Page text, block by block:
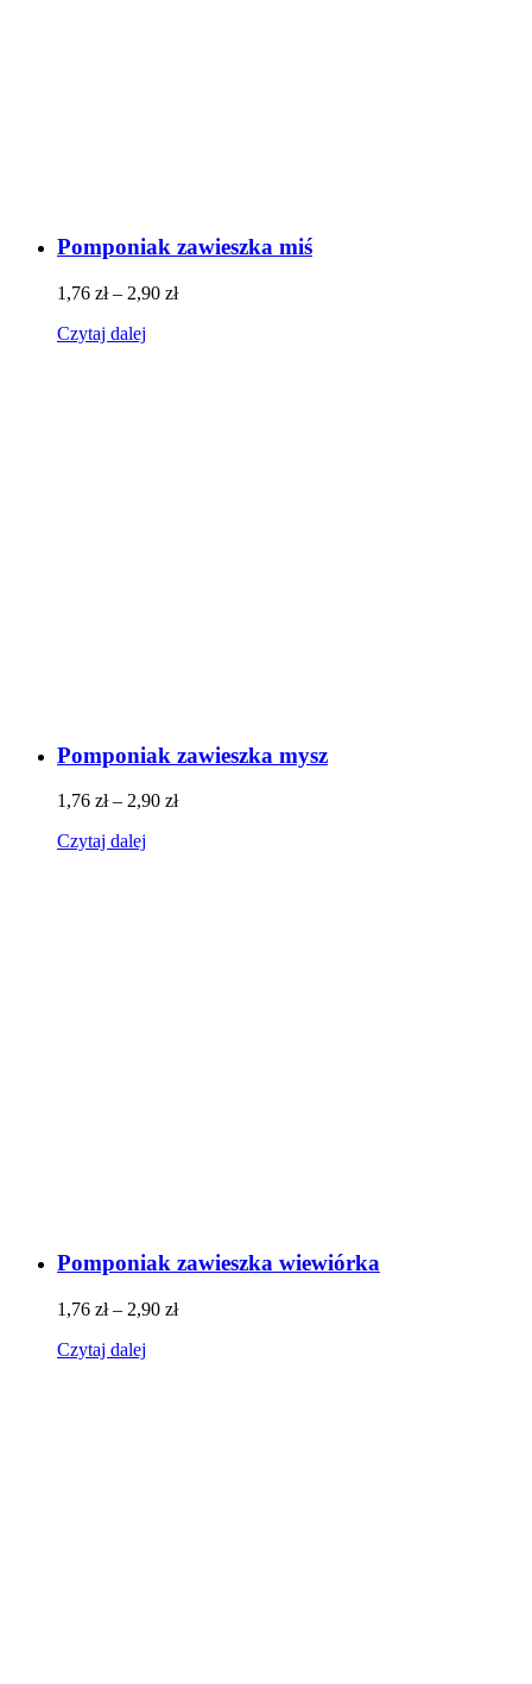
Pomponiak zawieszka miś
1,76 zł– 2,90 zł
Czytaj dalej
Pomponiak zawieszka mysz
1,76 zł– 2,90 zł
Czytaj dalej
Pomponiak zawieszka wiewiórka
1,76 zł– 2,90 zł
Czytaj dalej